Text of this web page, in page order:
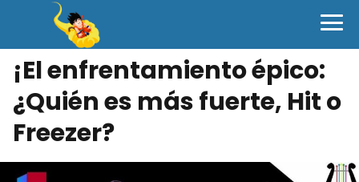
¡El enfrentamiento épico:
¿Quién es más fuerte, Hit o
Freezer?